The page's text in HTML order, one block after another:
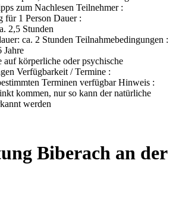
zum Nachlesen Teilnehmer :
für 1 Person Dauer :
2,5 Stunden
ca. 2 Stunden Teilnahmebedingungen :
Jahre
körperliche oder psychische
Verfügbarkeit / Termine :
Terminen verfügbar Hinweis :
kommen, nur so kann der natürliche
werden
Biberach an der